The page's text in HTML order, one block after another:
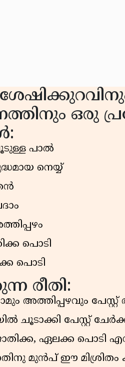
ഒരു
പാൽ
നെയ്യ്
പൊടി
പൊടി
രീതി:
അത്തിപ്പഴവും
ചൂടാക്കി പേസ്റ്റ്
ഏലക്ക പൊടി
മുൻപ് ഈ